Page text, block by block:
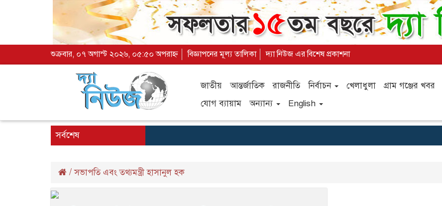
শুক্রবার, ০৭ অগাস্ট ২০২৬, ০৫:৫০ অপরাহ্ন বিজ্ঞাপনের মূল্য তালিকা দ্যা নিউজ এর বিশেষ প্রকাশনা
জাতীয় আন্তর্জাতিক রাজনীতি নির্বাচন খেলাধুলা গ্রাম গঞ্জের খবর
যোগ ব্যায়াম
অন্যান্য English
সর্বশেষ
/সভাপতি এবং তথ্যমন্ত্রী হাসানুল হক